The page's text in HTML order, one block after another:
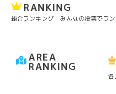
RANKING
総合ランキング みんなの投票でラ
AREA
RANKING
各